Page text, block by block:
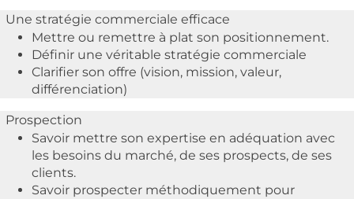
Une stratégie commerciale efficace
Mettre ou remettre à plat son positionnement.
Définir une véritable stratégie commerciale
Clarifier son offre (vision, mission, valeur,
différenciation)
Prospection
Savoir mettre son expertise en adéquation avec
les besoins du marché, de ses prospects, de ses
clients.
Savoir prospecter méthodiquement pour